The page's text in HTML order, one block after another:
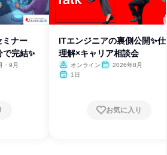
ミナー
で完結✨
・9月
ITエンジニアの裏側公開✨
理解×キャリア相談会
オンライン
2026年8月
1日
お気に入り